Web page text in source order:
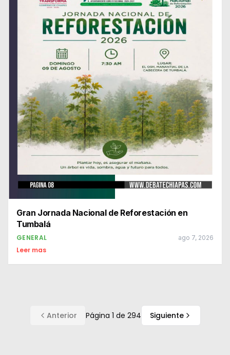
Gran Jornada Nacional de Reforestación en
Tumbalá
GENERAL ago 7, 2026
Leer mas
Anterior Página 1 de 294 Siguiente